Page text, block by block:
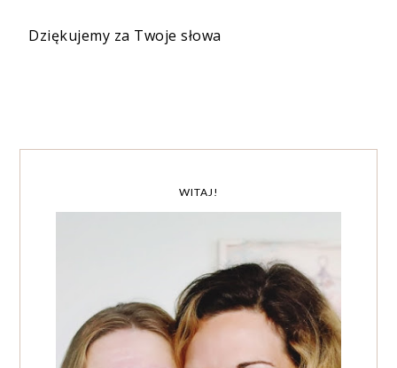
Dziękujemy za Twoje słowa
WITAJ!